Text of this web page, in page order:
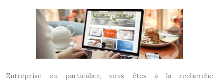
Entreprise ou particulier, vous êtes à la recherche